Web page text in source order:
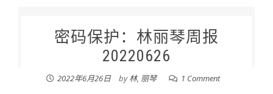
密码保护：林丽琴周报
20220626
2022年6月26日 by林, 丽琴 1 Comment